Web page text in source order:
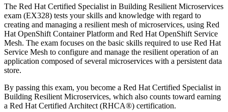
The Red Hat Certified Specialist in Building Resilient Microservices
exam (EX328) tests your skills and knowledge with regard to
creating and managing a resilient mesh of microservices, using Red
Hat OpenShift Container Platform and Red Hat OpenShift Service
Mesh. The exam focuses on the basic skills required to use Red Hat
Service Mesh to configure and manage the resilient operation of an
application composed of several microservices with a persistent data
store.
By passing this exam, you become a Red Hat Certified Specialist in
Building Resilient Microservices, which also counts toward earning
a Red Hat Certified Architect (RHCA®) certification.